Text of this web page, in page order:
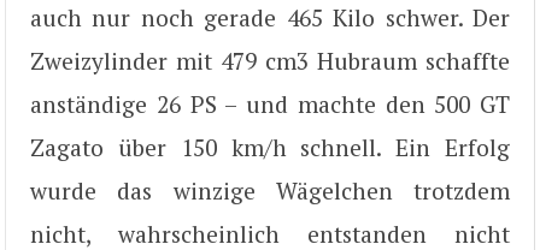
auch nur noch gerade 465 Kilo schwer. Der
Zweizylinder mit 479 cm3 Hubraum schaffte
anständige 26 PS – und machte den 500 GT
Zagato über 150 km/h schnell. Ein Erfolg
wurde das winzige Wägelchen trotzdem
nicht, wahrscheinlich entstanden nicht